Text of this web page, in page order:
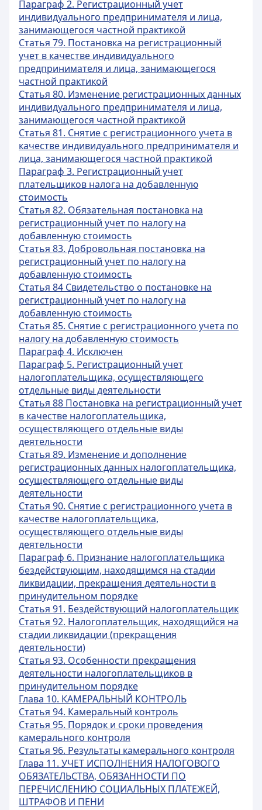
Параграф 2. Регистрационный учет
индивидуального предпринимателя и лица,
занимающегося частной практикой
Статья 79. Постановка на регистрационный
учет в качестве индивидуального
предпринимателя и лица, занимающегося
частной практикой
Статья 80. Изменение регистрационных данных
индивидуального предпринимателя и лица,
занимающегося частной практикой
Статья 81. Снятие с регистрационного учета в
качестве индивидуального предпринимателя и
лица, занимающегося частной практикой
Параграф 3. Регистрационный учет
плательщиков налога на добавленную
стоимость
Статья 82. Обязательная постановка на
регистрационный учет по налогу на
добавленную стоимость
Статья 83. Добровольная постановка на
регистрационный учет по налогу на
добавленную стоимость
Статья 84 Свидетельство о постановке на
регистрационный учет по налогу на
добавленную стоимость
Статья 85. Снятие с регистрационного учета по
налогу на добавленную стоимость
Параграф 4. Исключен
Параграф 5. Регистрационный учет
налогоплательщика, осуществляющего
отдельные виды деятельности
Статья 88 Постановка на регистрационный учет
в качестве налогоплательщика,
осуществляющего отдельные виды
деятельности
Статья 89. Изменение и дополнение
регистрационных данных налогоплательщика,
осуществляющего отдельные виды
деятельности
Статья 90. Снятие с регистрационного учета в
качестве налогоплательщика,
осуществляющего отдельные виды
деятельности
Параграф 6. Признание налогоплательщика
бездействующим, находящимся на стадии
ликвидации, прекращения деятельности в
принудительном порядке
Статья 91. Бездействующий налогоплательщик
Статья 92. Налогоплательщик, находящийся на
стадии ликвидации (прекращения
деятельности)
Статья 93. Особенности прекращения
деятельности налогоплательщиков в
принудительном порядке
Глава 10. КАМЕРАЛЬНЫЙ КОНТРОЛЬ
Статья 94. Камеральный контроль
Статья 95. Порядок и сроки проведения
камерального контроля
Статья 96. Результаты камерального контроля
Глава 11. УЧЕТ ИСПОЛНЕНИЯ НАЛОГОВОГО
ОБЯЗАТЕЛЬСТВА, ОБЯЗАННОСТИ ПО
ПЕРЕЧИСЛЕНИЮ СОЦИАЛЬНЫХ ПЛАТЕЖЕЙ,
ШТРАФОВ И ПЕНИ